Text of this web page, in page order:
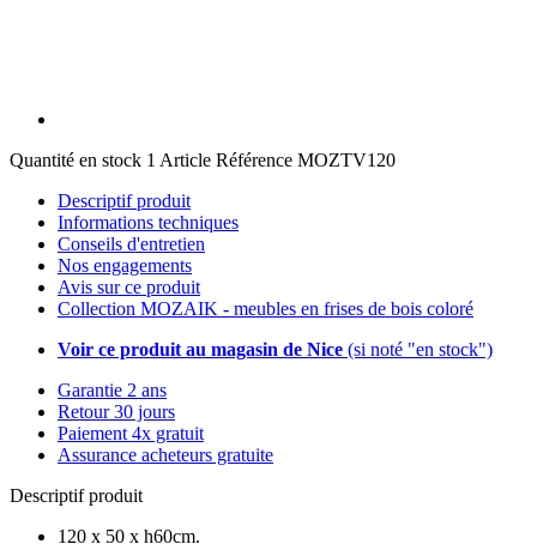
Quantité en stock 1 Article Référence MOZTV120
Descriptif produit
Informations techniques
Conseils d'entretien
Nos engagements
Avis sur ce produit
Collection MOZAIK - meubles en frises de bois coloré
Voir ce produit au magasin de Nice (si noté "en stock")
Garantie 2 ans
Retour 30 jours
Paiement 4x gratuit
Assurance acheteurs gratuite
Descriptif produit
120 x 50 x h60cm.